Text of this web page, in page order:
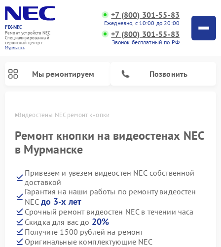
FIX-NEC
Ремонт устройств NEC
Специализированный
cервисный центр г.
Мурманск
+7 (800) 301-55-83
Ежедневно, с 10:00 до 20:00
+7 (800) 301-55-83
Звонок бесплатный по РФ
Мы ремонтируем Позвонить
Видеостены NEC ремонт кнопки
Ремонт кнопки на видеостенах NEC
в Мурманске
Привезем и увезем видеостен NEC собственной
доставкой
Гарантия на наши работы по ремонту видеостен
NEC до 3-х лет
Срочный ремонт видеостен NEC в течении часа
Скидка для вас до 20%
Получите 1500 рублей на ремонт
Оригинальные комплектующие NEC